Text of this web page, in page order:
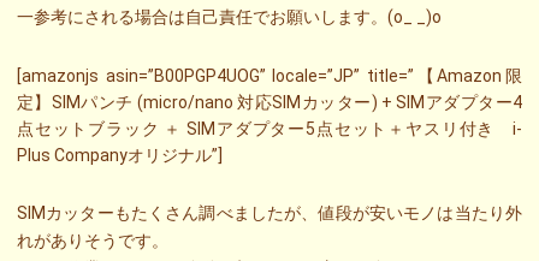
一参考にされる場合は自己責任でお願いします。(o_ _)o
[amazonjs asin=”B00PGP4UOG” locale=”JP” title=”【Amazon限
定】SIMパンチ (micro/nano 対応SIMカッター) + SIMアダプター4
点セットブラック ＋ SIMアダプター5点セット＋ヤスリ付き i-
Plus Companyオリジナル”]
SIMカッターもたくさん調べましたが、値段が安いモノは当たり外
れがありそうです。